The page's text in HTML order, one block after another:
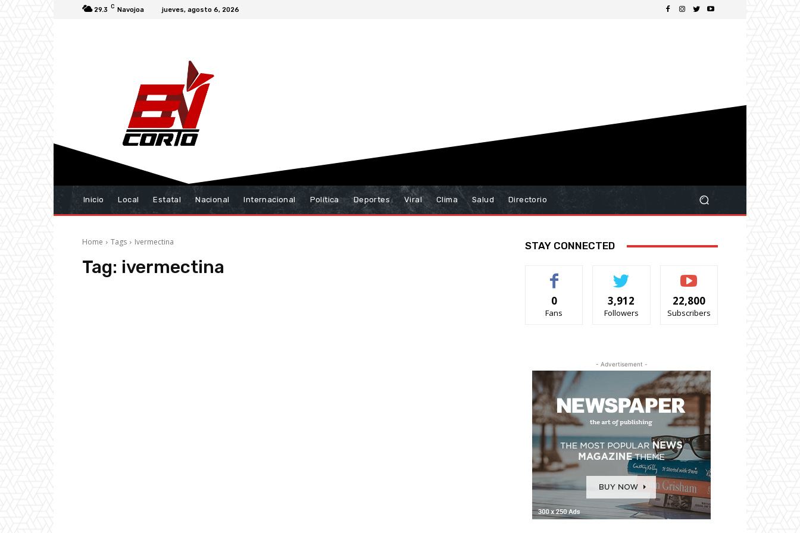
29.3 C Navojoa jueves, agosto 6, 2026
Inicio Local Estatal Nacional Internacional Política Deportes Viral Clima Salud Directorio
Home Tags Ivermectina
Tag: ivermectina
STAY CONNECTED
0
Fans
3,912
Followers
22,800
Subscribers
- Advertisement -